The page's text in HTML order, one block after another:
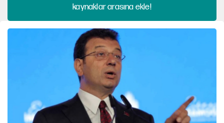
kaynaklar arasına ekle!